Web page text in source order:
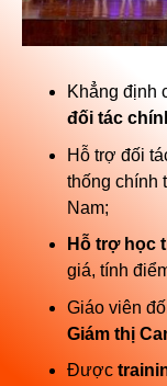
Khẳng định
đối tác
Hỗ trợ đối
thống chính
Nam;
Hỗ trợ học
giá, tính
Giáo viên
Giám thị
Được